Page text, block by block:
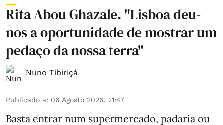
Rita Abou Ghazale. "Lisboa deu-
nos a oportunidade de mostrar um
pedaço da nossa terra"
Nuno Tibiriçá
Publicado a: 06 Agosto 2026, 21:47
Basta entrar num supermercado, padaria ou